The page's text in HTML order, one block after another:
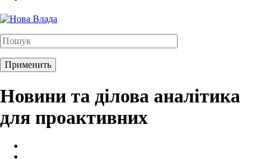
Новини та ділова аналітика
для проактивних